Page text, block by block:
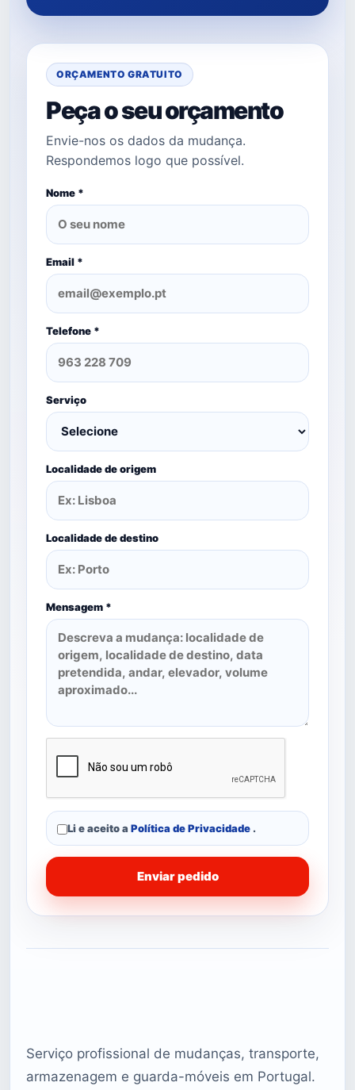
ORÇAMENTO GRATUITO
Peça o seu orçamento
Envie-nos os dados da mudança.
Respondemos logo que possível.
Nome *
Email *
Telefone *
Serviço
Localidade de origem
Localidade de destino
Mensagem *
Li e aceito a Política de Privacidade .
Enviar pedido
Serviço profissional de mudanças, transporte,
armazenagem e guarda-móveis em Portugal.